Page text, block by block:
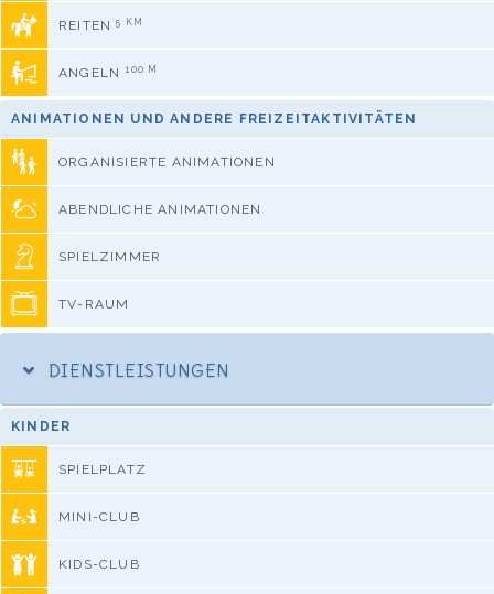
REITEN5 KM
ANGELN 100 M
ANIMATIONEN UND ANDERE FREIZEITAKTIVITÄTEN
ORGANISIERTE ANIMATIONEN
ABENDLICHE ANIMATIONEN
SPIELZIMMER
TV-RAUM
DIENSTLEISTUNGEN
KINDER
SPIELPLATZ
MINI-CLUB
KIDS-CLUB